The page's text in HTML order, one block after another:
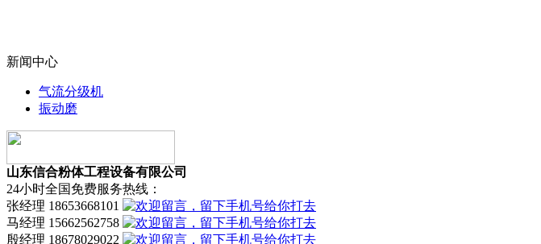
新闻中心
气流分级机
振动磨
山东信合粉体工程设备有限公司
24小时全国免费服务热线：
张经理 18653668101
马经理 15662562758
殷经理 18678029022